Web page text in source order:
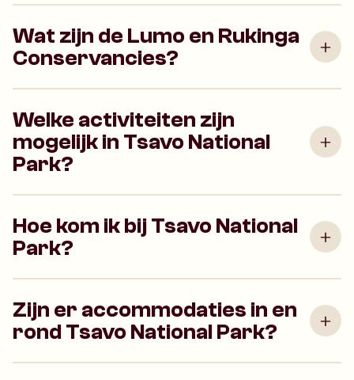
Wat zijn de Lumo en Rukinga
Conservancies?
Welke activiteiten zijn
mogelijk in Tsavo National
Park?
Hoe kom ik bij Tsavo National
Park?
Zijn er accommodaties in en
rond Tsavo National Park?